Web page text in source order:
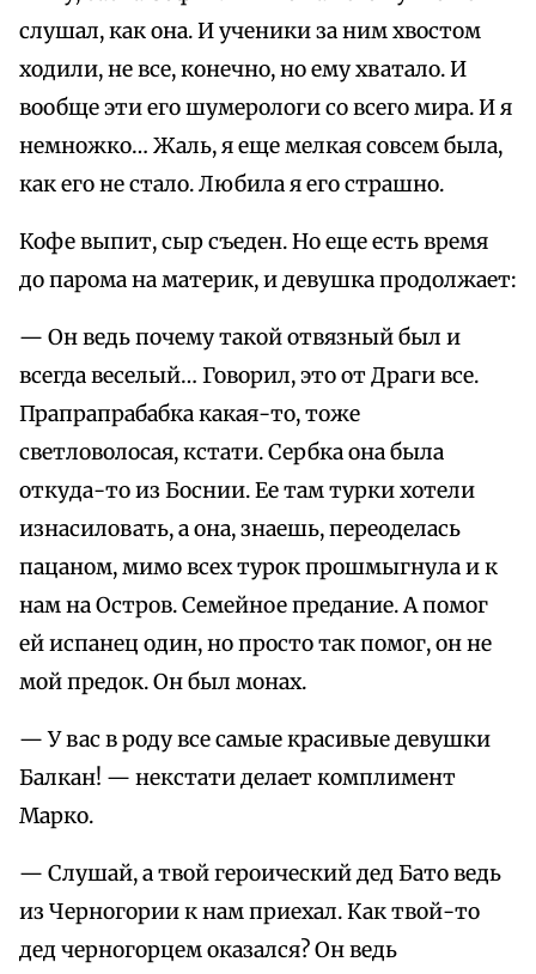
слушал, как она. И ученики за ним хвостом
ходили, не все, конечно, но ему хватало. И
вообще эти его шумерологи со всего мира. И я
немножко… Жаль, я еще мелкая совсем была,
как его не стало. Любила я его страшно.
Кофе выпит, сыр съеден. Но еще есть время
до парома на материк, и девушка продолжает:
— Он ведь почему такой отвязный был и
всегда веселый… Говорил, это от Драги все.
Прапрапрабабка какая-то, тоже
светловолосая, кстати. Сербка она была
откуда-то из Боснии. Ее там турки хотели
изнасиловать, а она, знаешь, переоделась
пацаном, мимо всех турок прошмыгнула и к
нам на Остров. Семейное предание. А помог
ей испанец один, но просто так помог, он не
мой предок. Он был монах.
— У вас в роду все самые красивые девушки
Балкан! — некстати делает комплимент
Марко.
— Слушай, а твой героический дед Бато ведь
из Черногории к нам приехал. Как твой-то
дед черногорцем оказался? Он ведь